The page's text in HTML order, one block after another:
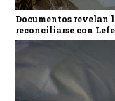
Documentos revelan
reconciliarse con